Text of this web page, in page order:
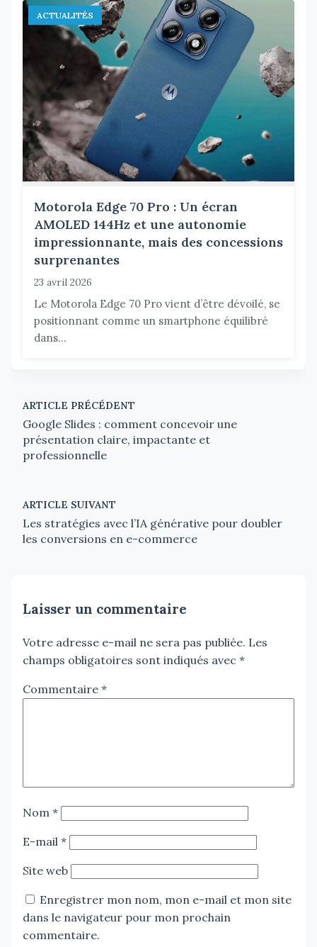
ACTUALITÉS
Motorola Edge 70 Pro : Un écran
AMOLED 144Hz et une autonomie
impressionnante, mais des concessions
surprenantes
23 avril 2026
Le Motorola Edge 70 Pro vient d’être dévoilé, se
positionnant comme un smartphone équilibré
dans...
ARTICLE PRÉCÉDENT
Google Slides : comment concevoir une
présentation claire, impactante et
professionnelle
ARTICLE SUIVANT
Les stratégies avec l’IA générative pour doubler
les conversions en e-commerce
Laisser un commentaire
Votre adresse e-mail ne sera pas publiée. Les
champs obligatoires sont indiqués avec *
Commentaire *
Nom *
E-mail *
Site web
Enregistrer mon nom, mon e-mail et mon site
dans le navigateur pour mon prochain
commentaire.